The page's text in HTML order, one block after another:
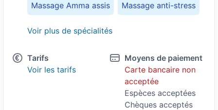
Massage Amma assis Massage anti-stress
Massage assis Massage Californien
Massage convalescence
Massage Deep Tissue Massage drainant
Massage Suédois
Voir plus de spécialités
Tarifs
Voir les tarifs
Moyens de paiement
Carte bancaire non
acceptée
Espèces acceptées
Chèques acceptés